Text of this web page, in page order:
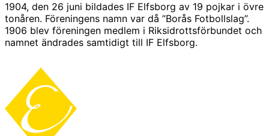
1904, den 26 juni bildades IF Elfsborg av 19 pojkar i övre
tonåren. Föreningens namn var då ”Borås Fotbollslag”.
1906 blev föreningen medlem i Riksidrottsförbundet och
namnet ändrades samtidigt till IF Elfsborg.